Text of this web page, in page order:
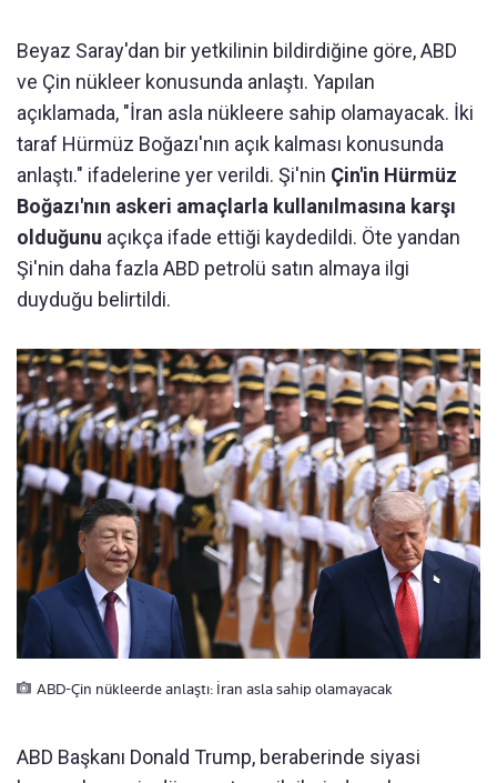
Beyaz Saray'dan bir yetkilinin bildirdiğine göre, ABD
ve Çin nükleer konusunda anlaştı. Yapılan
açıklamada, "İran asla nükleere sahip olamayacak. İki
taraf Hürmüz Boğazı'nın açık kalması konusunda
anlaştı." ifadelerine yer verildi. Şi'nin Çin'in Hürmüz
Boğazı'nın askeri amaçlarla kullanılmasına karşı
olduğunu açıkça ifade ettiği kaydedildi. Öte yandan
Şi'nin daha fazla ABD petrolü satın almaya ilgi
duyduğu belirtildi.
ABD-Çin nükleerde anlaştı: İran asla sahip olamayacak
ABD Başkanı Donald Trump, beraberinde siyasi